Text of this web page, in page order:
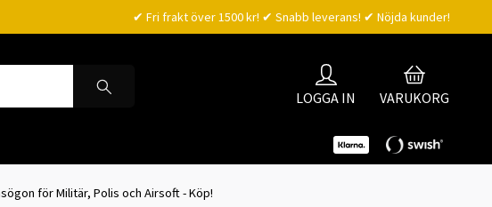
✔ Fri frakt över 1500 kr! ✔ Snabb leverans! ✔ Nöjda kunder!
LOGGA IN VARUKORG
för Militär, Polis och Airsoft - Köp!